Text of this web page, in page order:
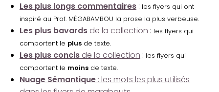
Les plus longs commentaires : les flyers qui ont
inspiré au Prof. MÉGABAMBOU la prose la plus verbeuse.
Les plus bavards de la collection : les flyers qui
comportent le plus de texte.
Les plus concis de la collection : les flyers qui
comportent le moins de texte.
Nuage Sémantique : les mots les plus utilisés